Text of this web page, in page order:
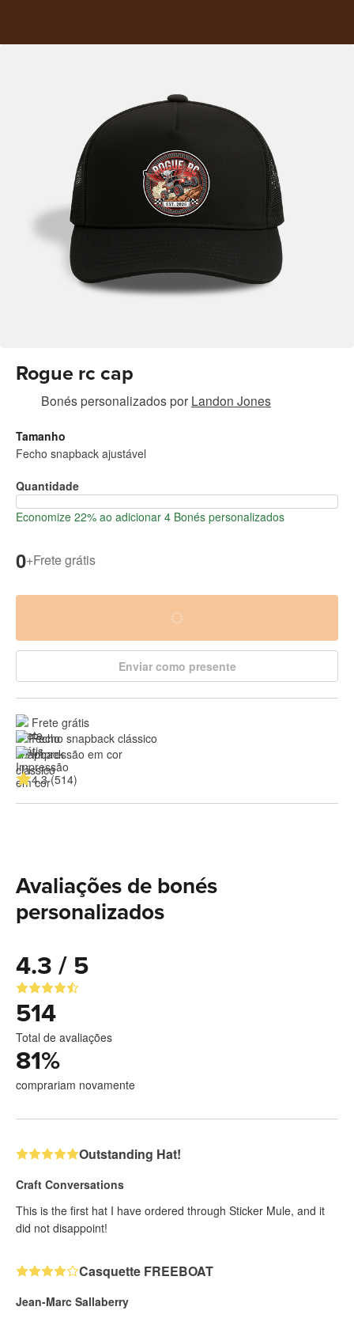
Rogue rc cap
Bonés personalizadospor Landon Jones
Tamanho
Fecho snapback ajustável
Quantidade
Economize 22% ao adicionar 4 Bonés personalizados
0+Frete grátis
Enviar como presente
Frete grátis
Fecho snapback clássico
Impressão em cor
4.3 (514)
Avaliações de bonés
personalizados
4.3 / 5
514
Total de avaliações
81%
comprariam novamente
Outstanding Hat!
Craft Conversations
This is the first hat I have ordered through Sticker Mule, and it
did not disappoint!
Casquette FREEBOAT
Jean-Marc Sallaberry